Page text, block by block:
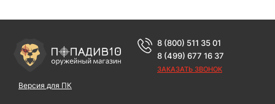
Версия для ПК
8 (800) 511 35 01
8 (499) 677 16 37
ЗАКАЗАТЬ ЗВОНОК